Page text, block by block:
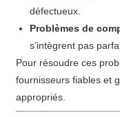
défectueux.
Problèmes de
s’intègrent pas
Pour résoudre ces
fournisseurs fiables et
appropriés.